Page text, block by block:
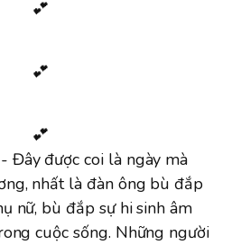
💕
💕
💕
Đây được coi là ngày mà
nhất là đàn ông bù đắp
nữ, bù đắp sự hi sinh âm
cuộc sống. Những người